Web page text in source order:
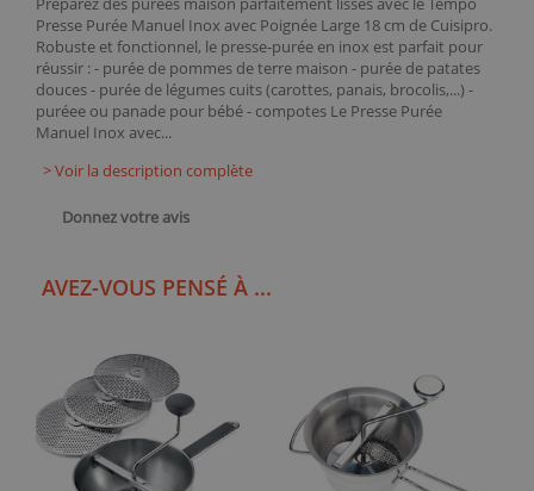
Presse Purée Manuel Inox avec Poignée Large 18 cm de Cuisipro.
Robuste et fonctionnel, le presse-purée en inox est parfait pour
réussir : - purée de pommes de terre maison - purée de patates
douces - purée de légumes cuits (carottes, panais, brocolis,...) -
puréee ou panade pour bébé - compotes Le Presse Purée
Manuel Inox avec...
> Voir la description complète
Donnez votre avis
AVEZ-VOUS PENSÉ À ...